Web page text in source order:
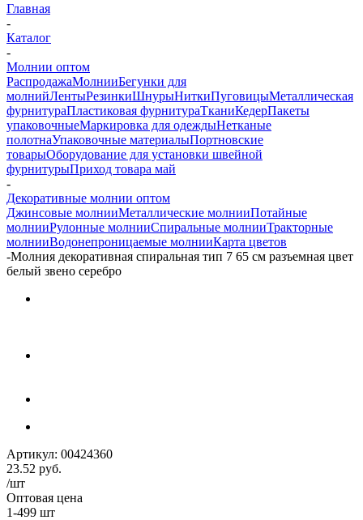
Главная
-
Каталог
-
Молнии оптом
РаспродажаМолнииБегунки для
молнийЛентыРезинкиШнурыНиткиПуговицыМеталлическая
фурнитураПластиковая фурнитураТканиКедерПакеты
упаковочныеМаркировка для одеждыНетканые
полотнаУпаковочные материалыПортновские
товарыОборудование для установки швейной
фурнитурыПриход товара май
-
Декоративные молнии оптом
Джинсовые молнииМеталлические молнииПотайные
молнииРулонные молнииСпиральные молнииТракторные
молнииВодонепроницаемые молнииКарта цветов
-Молния декоративная спиральная тип 7 65 см разъемная цвет
белый звено серебро
Артикул: 00424360
23.52 руб.
/шт
Оптовая цена
1-499 шт